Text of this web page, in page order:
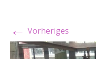
← Vorheriges